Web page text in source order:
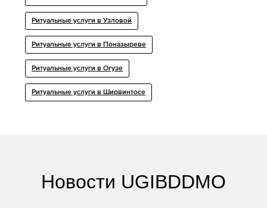
Ритуальные услуги в Узловой
Ритуальные услуги в Поназыреве
Ритуальные услуги в Огузе
Ритуальные услуги в Ширвинтосе
Новости UGIBDDMO